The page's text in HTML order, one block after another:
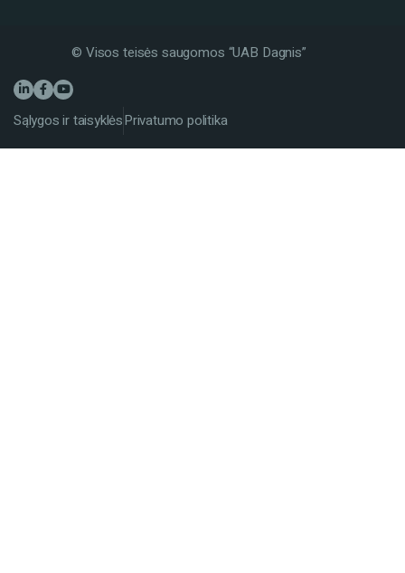
© Visos teisės saugomos “UAB Dagnis”
Sąlygos ir taisyklėsPrivatumo politika